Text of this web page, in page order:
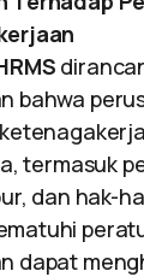
bahwa
termasuk
dan hak-
dapat